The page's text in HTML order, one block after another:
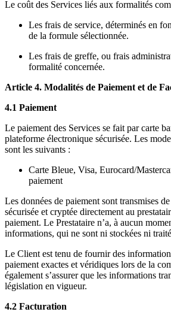
Le coût des Services liés aux formalités
Les frais de service, déterminés en
de la formule sélectionnée.
Les frais de greffe, ou frais
formalité concernée.
Article 4. Modalités de Paiement et de
4.1 Paiement
Le paiement des Services se fait par carte
plateforme électronique sécurisée. Les
sont les suivants :
Carte Bleue, Visa, Eurocard/
paiement
Les données de paiement sont transmises
sécurisée et cryptée directement au
paiement. Le Prestataire n’a, à aucun
informations, qui ne sont ni stockées ni
Le Client est tenu de fournir des
paiement exactes et véridiques lors de la
également s’assurer que les informations
législation en vigueur.
4.2 Facturation